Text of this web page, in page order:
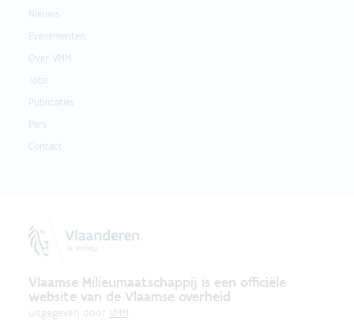
Nieuws
Evenementen
Over VMM
Jobs
Publicaties
Pers
Contact
Vlaamse Milieumaatschappij is een officiële
website van de Vlaamse overheid
uitgegeven door VMM